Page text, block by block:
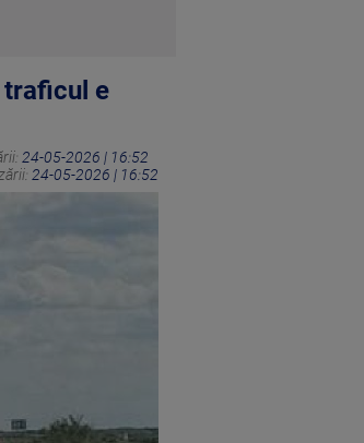
traficul e
24-05-2026 | 16:52
24-05-2026 | 16:52